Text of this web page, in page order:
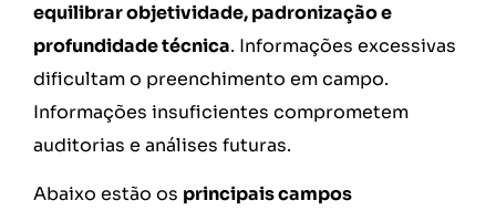
equilibrar objetividade, padronização e
profundidade técnica. Informações excessivas
dificultam o preenchimento em campo.
Informações insuficientes comprometem
auditorias e análises futuras.
Abaixo estão os principais campos